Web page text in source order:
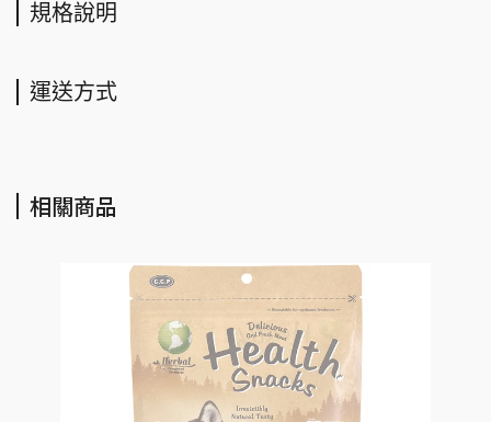
規格說明
運送方式
相關商品